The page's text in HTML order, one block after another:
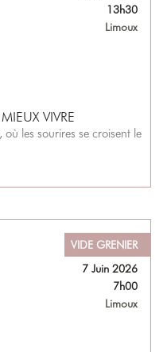
13h30
Limoux
VIVRE
les sourires se croisent le
VIDE GRENIER
7 Juin 2026
7h00
Limoux